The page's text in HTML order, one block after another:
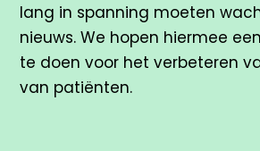
lang in spanning moeten
nieuws. We hopen hiermee
te doen voor het verbeteren
van patiënten.